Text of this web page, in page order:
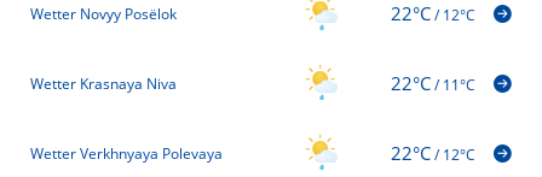
Wetter Novyy Posëlok 22°C/12°C
Wetter Krasnaya Niva 22°C/11°C
Wetter Verkhnyaya Polevaya 22°C/12°C